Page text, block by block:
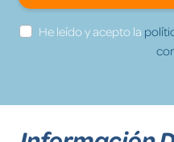
He leído y acepto la